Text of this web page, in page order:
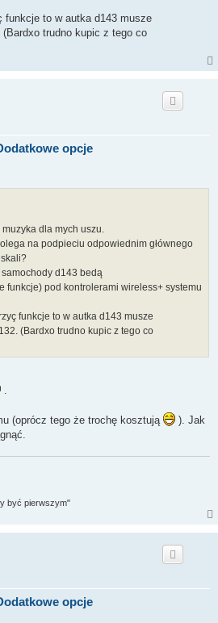
funkcje to w autka d143 musze
trudno kupic z tego co
opcje
dla mych uszu.
na podpieciu odpowiednim głównego
samochody d143 bedą
funkcje) pod kontrolerami wireless+ systemu
funkcje to w autka d143 musze
(Bardxo trudno kupic z tego co
(oprócz tego że trochę kosztują
). Jak
być pierwszym"
opcje